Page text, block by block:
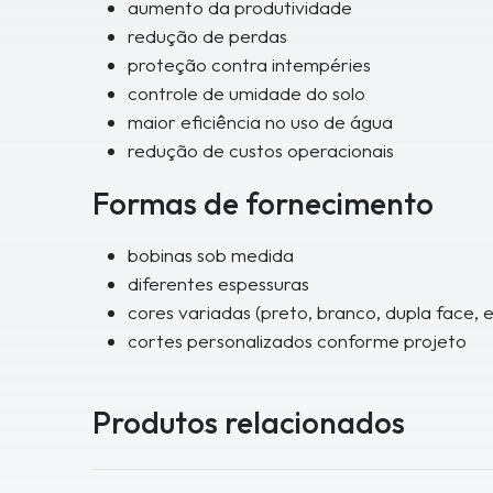
aumento da produtividade
redução de perdas
proteção contra intempéries
controle de umidade do solo
maior eficiência no uso de água
redução de custos operacionais
Formas de fornecimento
bobinas sob medida
diferentes espessuras
cores variadas (preto, branco, dupla face,
cortes personalizados conforme projeto
Produtos relacionados